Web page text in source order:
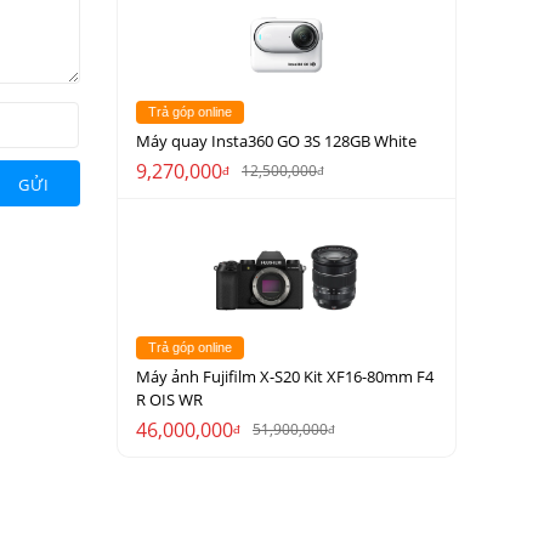
GỬI
Trả góp online
Máy quay Insta360 GO 3S 128GB White
9,270,000đ 12,500,000đ
Trả góp online
Máy ảnh Fujifilm X-S20 Kit XF16-80mm F4
R OIS WR
46,000,000đ 51,900,000đ